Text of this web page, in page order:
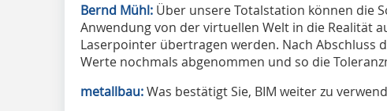
Bernd Mühl: Über unsere Totalstation können die
Anwendung von der virtuellen Welt in die Realität
Laserpointer übertragen werden. Nach Abschluss
Werte nochmals abgenommen und so die
metallbau:Was bestätigt Sie, BIM weiter zu